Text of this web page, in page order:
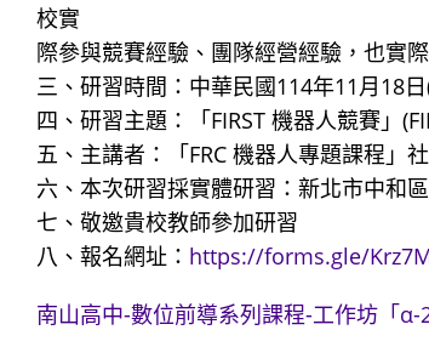
校實
際參與競賽經驗、團隊經營經驗，也實
三、研習時間：中華民國114年11月18
四、研習主題：「FIRST 機器人競賽」
五、主講者：「FRC 機器人專題課程」
六、本次研習採實體研習：新北市中和
七、敬邀貴校教師參加研習
八、報名網址： https://forms.gle/
南山高中-數位前導系列課程-工作坊「